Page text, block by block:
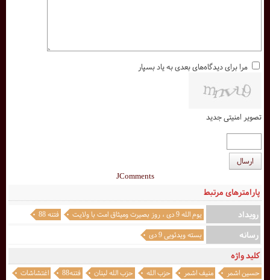
کلید واژه
حسین اشمر منیف اشمر حزب الله حزب الله لبنان فتنه88
اغتشاشات
پارامترهای مرتبط
رویداد
یوم الله 9 دی ، روز بصيرت وميثاق امت با ولايت فتنه 88
رسانه بسته ویدئویی 9 دی
مرا برای دیدگاه‌های بعدی به یاد بسپار
تصویر امنیتی جدید
ارسال
JComments